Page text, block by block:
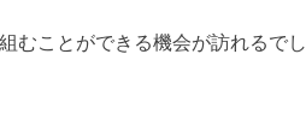
むことができる機会が訪れるでし